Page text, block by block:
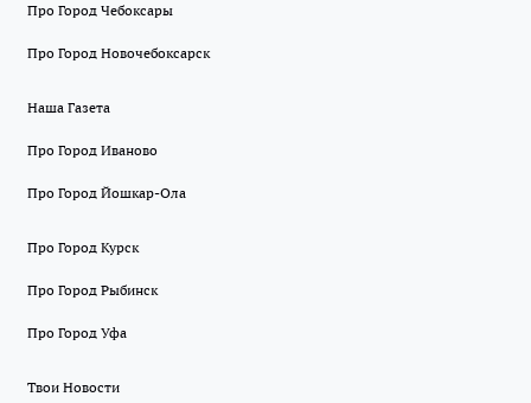
Про Город Чебоксары
Про Город Новочебоксарск
Наша Газета
Про Город Иваново
Про Город Йошкар-Ола
Про Город Курск
Про Город Рыбинск
Про Город Уфа
Твои Новости